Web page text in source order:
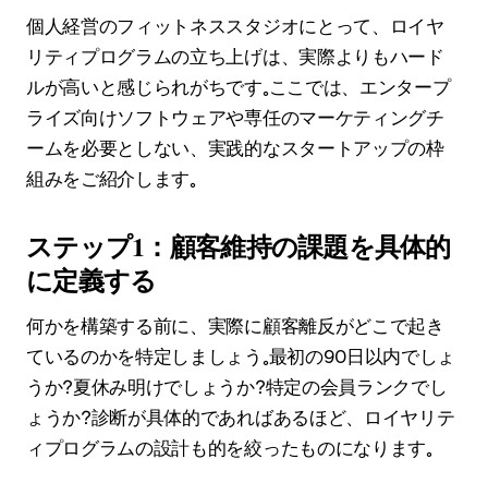
個人経営のフィットネススタジオにとって、ロイヤ
リティプログラムの立ち上げは、実際よりもハード
ルが高いと感じられがちです。ここでは、エンタープ
ライズ向けソフトウェアや専任のマーケティングチ
ームを必要としない、実践的なスタートアップの枠
組みをご紹介します。
ステップ1：顧客維持の課題を具体的
に定義する
何かを構築する前に、実際に顧客離反がどこで起き
ているのかを特定しましょう。最初の90日以内でしょ
うか？夏休み明けでしょうか？特定の会員ランクでし
ょうか？診断が具体的であればあるほど、ロイヤリテ
ィプログラムの設計も的を絞ったものになります。